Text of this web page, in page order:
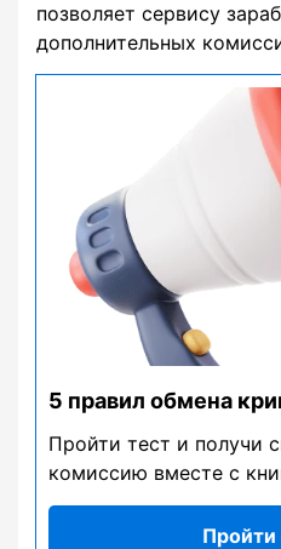
позволяет сервису
дополнительных
5 правил обмена
Пройти тест и получи
комиссию вместе с
Пройти